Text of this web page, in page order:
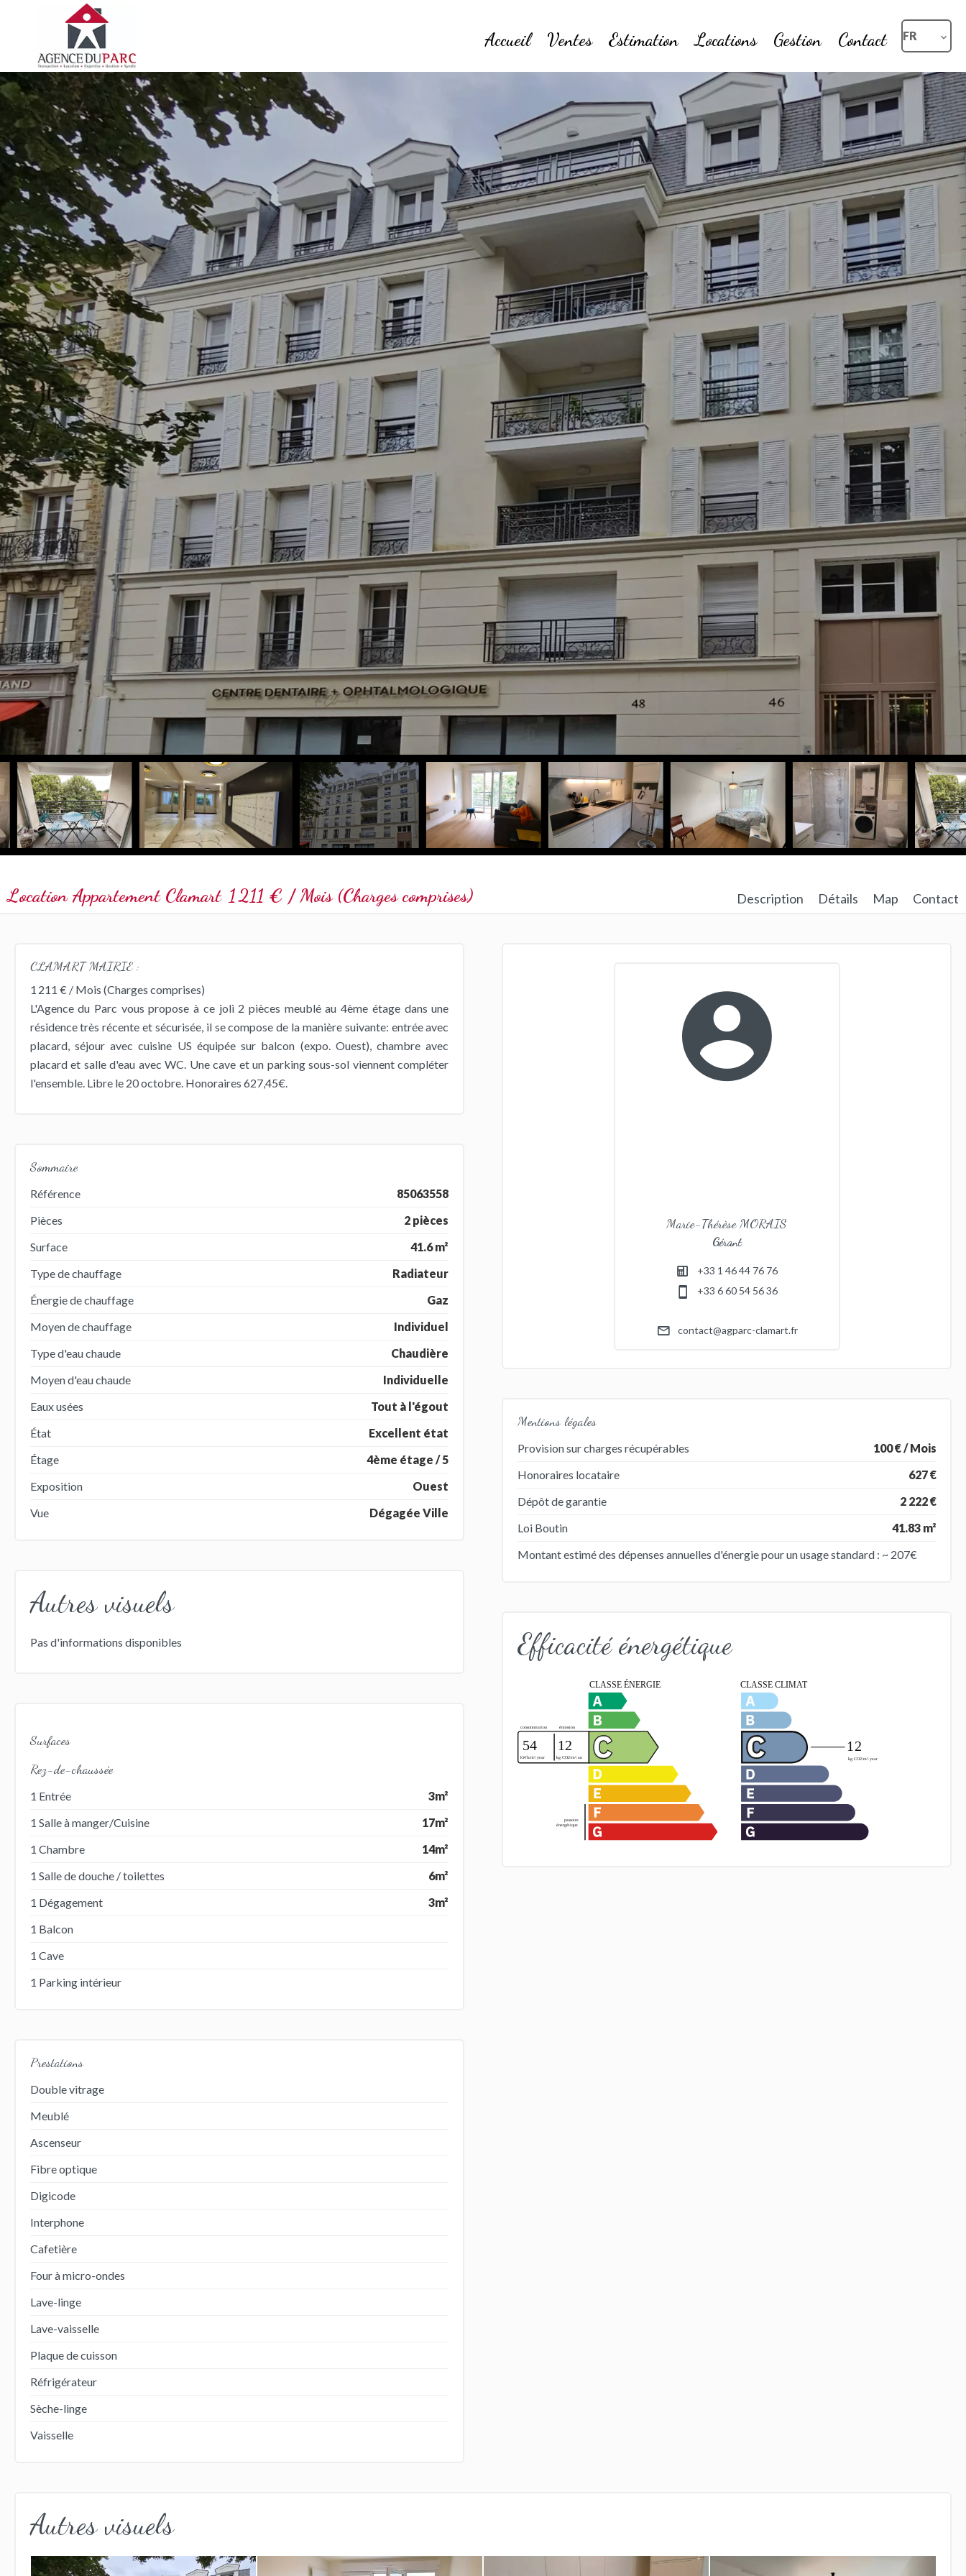
Accueil Ventes Estimation Locations Gestion Contact FR
Location Appartement Clamart 1 211 € / Mois (Charges comprises) Description Détails Map Contact
CLAMART MAIRIE :
1 211 € / Mois (Charges comprises)
L'Agence du Parc vous propose à ce joli 2 pièces meublé au 4ème étage dans une
résidence très récente et sécurisée, il se compose de la manière suivante: entrée avec
placard, séjour avec cuisine US équipée sur balcon (expo. Ouest), chambre avec
placard et salle d'eau avec WC. Une cave et un parking sous-sol viennent compléter
l'ensemble. Libre le 20 octobre. Honoraires 627,45€.
Sommaire
Référence
85063558
Pièces
2 pièces
Surface
41.6 m²
Type de chauffage
Radiateur
Énergie de chauffage
Gaz
Moyen de chauffage
Individuel
Type d'eau chaude
Chaudière
Moyen d'eau chaude
Individuelle
Eaux usées
Tout à l'égout
État
Excellent état
Étage
4ème étage / 5
Exposition
Ouest
Vue
Dégagée Ville
Autres visuels
Pas d'informations disponibles
Surfaces
Rez-de-chaussée
1 Entrée
3m²
1 Salle à manger/Cuisine
17m²
1 Chambre
14m²
1 Salle de douche / toilettes
6m²
1 Dégagement
3m²
1 Balcon
1 Cave
1 Parking intérieur
Prestations
Double vitrage
Meublé
Ascenseur
Fibre optique
Digicode
Interphone
Cafetière
Four à micro-ondes
Lave-linge
Lave-vaisselle
Plaque de cuisson
Réfrigérateur
Sèche-linge
Vaisselle
Marie-Thérèse MORAIS
Gérant
+33 1 46 44 76 76
+33 6 60 54 56 36
contact@agparc-clamart.fr
Mentions légales
Provision sur charges récupérables
100 € / Mois
Honoraires locataire
627 €
Dépôt de garantie
2 222 €
Loi Boutin
41.83 m²
Montant estimé des dépenses annuelles d'énergie pour un usage standard : ~ 207€
Efficacité énergétique
Autres visuels